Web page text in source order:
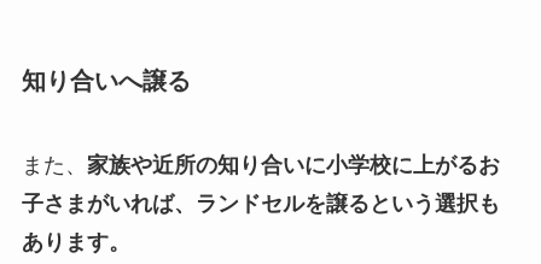
知り合いへ譲る
また、 家族や近所の知り合いに小学校に上がるお
子さまがいれば、ランドセルを譲るという選択も
あります。